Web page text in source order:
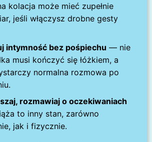
kolacja może mieć zupełnie
jeśli włączysz drobne gesty
intymność bez pośpiechu — nie
musi kończyć się łóżkiem, a
normalna rozmowa po
rozmawiaj o oczekiwaniach
to inny stan, zarówno
jak i fizycznie.